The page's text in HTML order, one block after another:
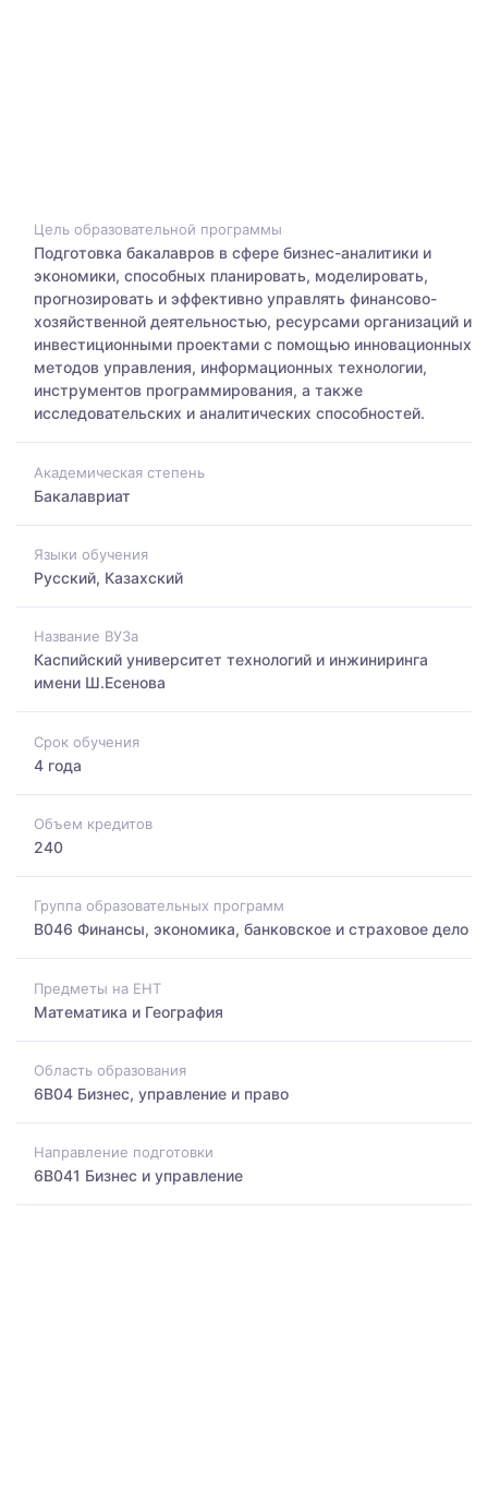
Цель образовательной программы
Подготовка бакалавров в сфере бизнес-аналитики и
экономики, способных планировать, моделировать,
прогнозировать и эффективно управлять финансово-
хозяйственной деятельностью, ресурсами организаций и
инвестиционными проектами с помощью инновационных
методов управления, информационных технологии,
инструментов программирования, а также
исследовательских и аналитических способностей.
Академическая степень
Бакалавриат
Языки обучения
Русский, Казахский
Название ВУЗа
Каспийский университет технологий и инжиниринга
имени Ш.Есенова
Срок обучения
4 года
Объем кредитов
240
Группа образовательных программ
B046 Финансы, экономика, банковское и страховое дело
Предметы на ЕНТ
Математика и География
Область образования
6B04 Бизнес, управление и право
Направление подготовки
6B041 Бизнес и управление